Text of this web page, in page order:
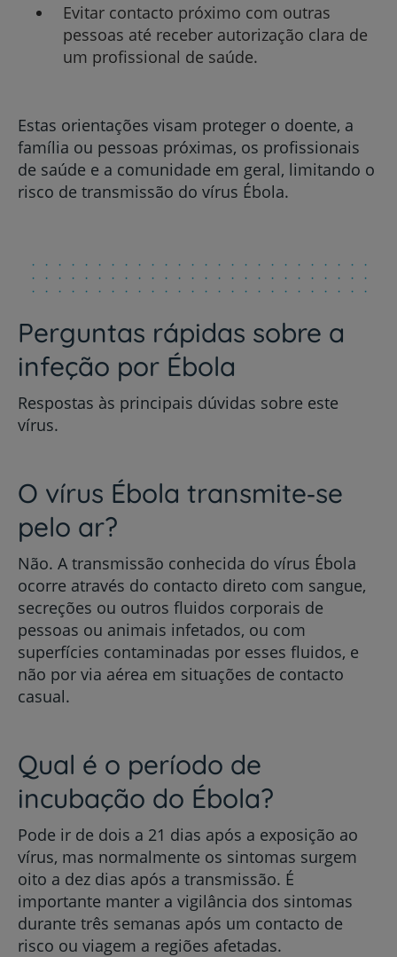
Evitar contacto próximo com outras
pessoas até receber autorização clara de
um profissional de saúde.
Estas orientações visam proteger o doente, a
família ou pessoas próximas, os profissionais
de saúde e a comunidade em geral, limitando o
risco de transmissão do vírus Ébola.
Perguntas rápidas sobre a
infeção por Ébola
Respostas às principais dúvidas sobre este
vírus.
O vírus Ébola transmite‑se
pelo ar?
Não. A transmissão conhecida do vírus Ébola
ocorre através do contacto direto com sangue,
secreções ou outros fluidos corporais de
pessoas ou animais infetados, ou com
superfícies contaminadas por esses fluidos, e
não por via aérea em situações de contacto
casual.
Qual é o período de
incubação do Ébola?
Pode ir de dois a 21 dias após a exposição ao
vírus, mas normalmente os sintomas surgem
oito a dez dias após a transmissão. É
importante manter a vigilância dos sintomas
durante três semanas após um contacto de
risco ou viagem a regiões afetadas.